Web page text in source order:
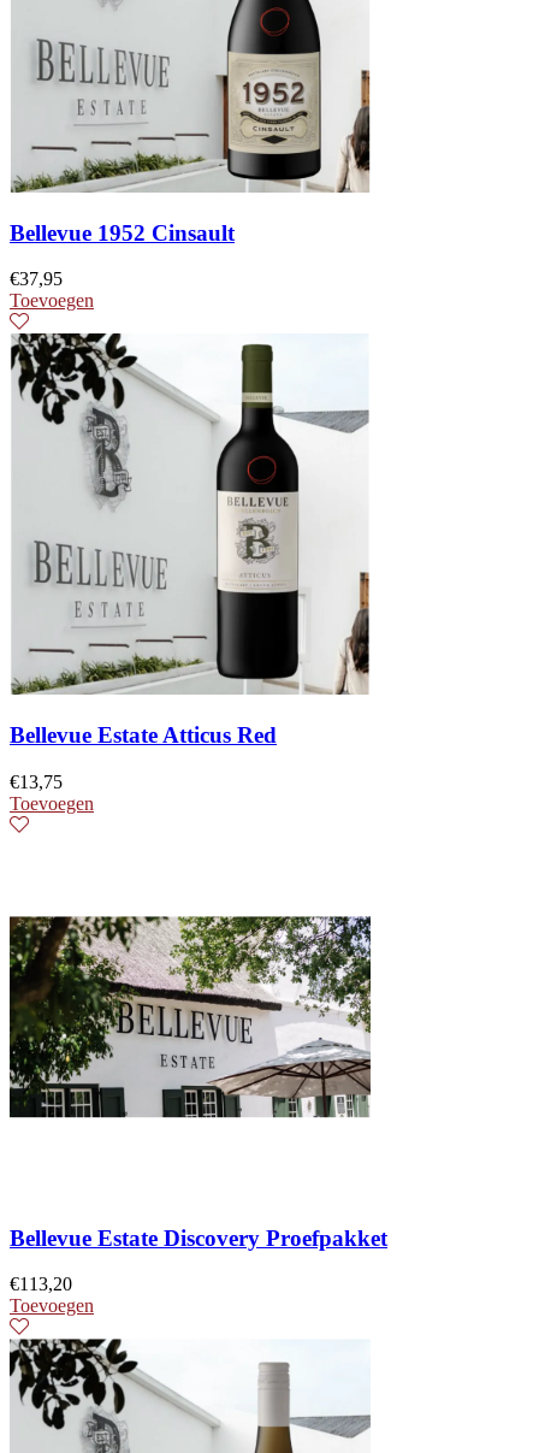
Bellevue 1952 Cinsault
€37,95
Toevoegen
Bellevue Estate Atticus Red
€13,75
Toevoegen
Bellevue Estate Discovery Proefpakket
€113,20
Toevoegen